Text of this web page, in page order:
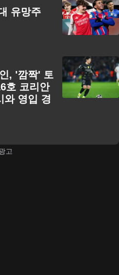
유망주
, '깜짝' 토
호 코리안
와 영입 경